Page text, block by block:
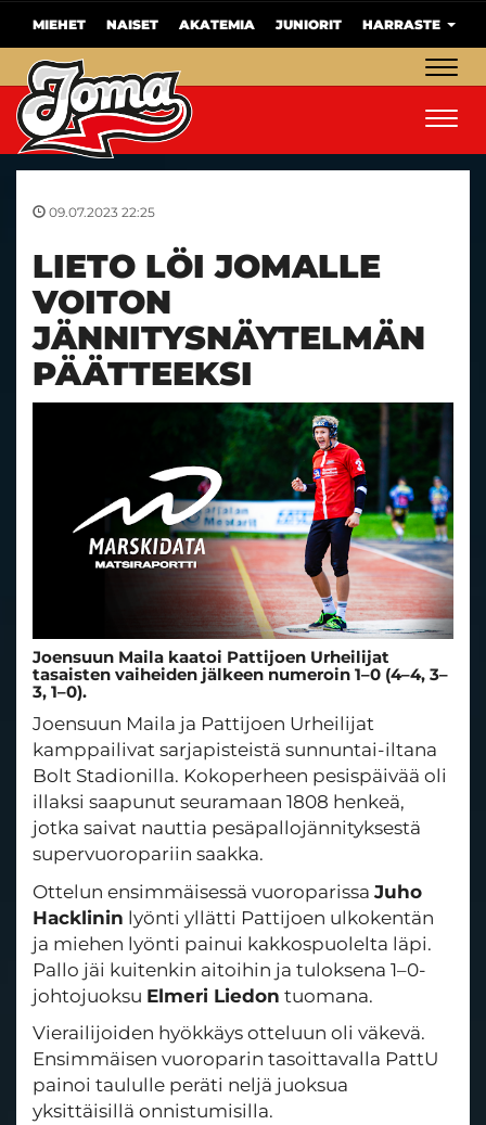
MIEHET NAISET AKATEMIA JUNIORIT HARRASTE
09.07.2023 22:25
LIETO LÖI JOMALLE
VOITON
JÄNNITYSNÄYTELMÄN
PÄÄTTEEKSI
Joensuun Maila kaatoi Pattijoen Urheilijat
tasaisten vaiheiden jälkeen numeroin 1–0 (4–4, 3–
3, 1–0).
Joensuun Maila ja Pattijoen Urheilijat
kamppailivat sarjapisteistä sunnuntai-iltana
Bolt Stadionilla. Kokoperheen pesispäivää oli
illaksi saapunut seuramaan 1808 henkeä,
jotka saivat nauttia pesäpallojännityksestä
supervuoropariin saakka.
Ottelun ensimmäisessä vuoroparissa Juho
Hacklinin lyönti yllätti Pattijoen ulkokentän
ja miehen lyönti painui kakkospuolelta läpi.
Pallo jäi kuitenkin aitoihin ja tuloksena 1–0-
johtojuoksu Elmeri Liedon tuomana.
Vierailijoiden hyökkäys otteluun oli väkevä.
Ensimmäisen vuoroparin tasoittavalla PattU
painoi taululle peräti neljä juoksua
yksittäisillä onnistumisilla.